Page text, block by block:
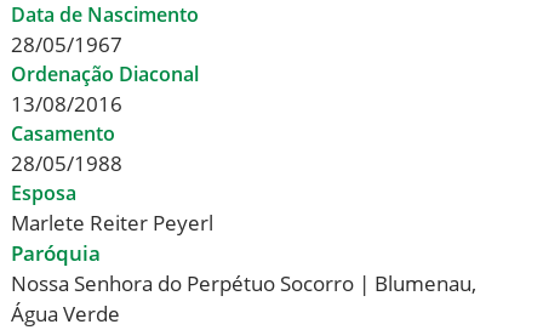
Data de Nascimento
28/05/1967
Ordenação Diaconal
13/08/2016
Casamento
28/05/1988
Esposa
Marlete Reiter Peyerl
Paróquia
Nossa Senhora do Perpétuo Socorro | Blumenau,
Água Verde